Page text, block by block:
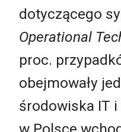
dotyczącego
Operational
proc.
obejmowały
środowiska IT i